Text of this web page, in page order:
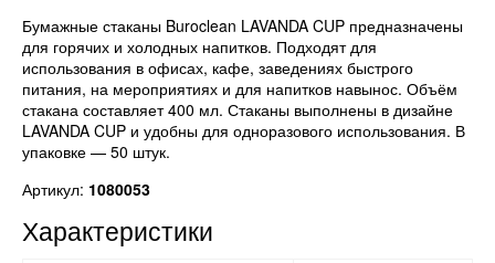
Бумажные стаканы Buroclean LAVANDA CUP предназначены
для горячих и холодных напитков. Подходят для
использования в офисах, кафе, заведениях быстрого
питания, на мероприятиях и для напитков навынос. Объём
стакана составляет 400 мл. Стаканы выполнены в дизайне
LAVANDA CUP и удобны для одноразового использования. В
упаковке — 50 штук.
Артикул: 1080053
Характеристики